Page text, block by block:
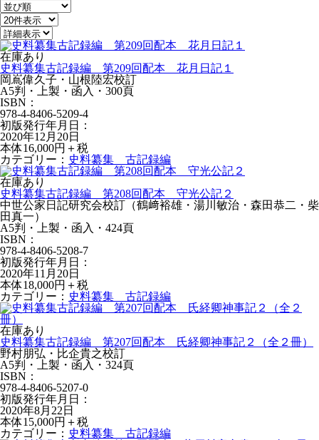
在庫あり
史料纂集古記録編 第209回配本 花月日記１
岡嶌偉久子・山根陸宏校訂
A5判・上製・函入・300頁
ISBN：
978-4-8406-5209-4
初版発行年月日：
2020年12月20日
本体16,000円＋税
カテゴリー： 史料纂集 古記録編
在庫あり
史料纂集古記録編 第208回配本 守光公記２
中世公家日記研究会校訂（鶴﨑裕雄・湯川敏治・森田恭二・柴
田真一）
A5判・上製・函入・424頁
ISBN：
978-4-8406-5208-7
初版発行年月日：
2020年11月20日
本体18,000円＋税
カテゴリー： 史料纂集 古記録編
在庫あり
史料纂集古記録編 第207回配本 氏経卿神事記２（全２冊）
野村朋弘・比企貴之校訂
A5判・上製・函入・324頁
ISBN：
978-4-8406-5207-0
初版発行年月日：
2020年8月22日
本体15,000円＋税
カテゴリー： 史料纂集 古記録編